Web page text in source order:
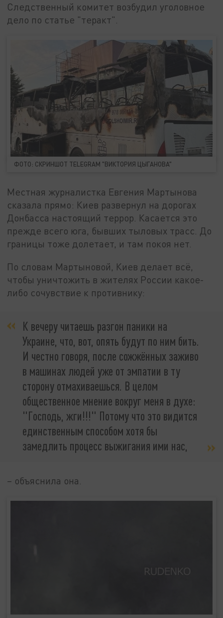
Следственный комитет возбудил уголовное
дело по статье "теракт".
ФОТО: СКРИНШОТ TELEGRAM "ВИКТОРИЯ ЦЫГАНОВА"
Местная журналистка Евгения Мартынова
сказала прямо: Киев развернул на дорогах
Донбасса настоящий террор. Касается это
прежде всего юга, бывших тыловых трасс. До
границы тоже долетает, и там покоя нет.
По словам Мартыновой, Киев делает всё,
чтобы уничтожить в жителях России какое-
либо сочувствие к противнику:
К вечеру читаешь разгон паники на
Украине, что, вот, опять будут по ним бить.
И честно говоря, после сожжённых заживо
в машинах людей уже от эмпатии в ту
сторону отмахиваешься. В целом
общественное мнение вокруг меня в духе:
"Господь, жги!!!" Потому что это видится
единственным способом хотя бы
замедлить процесс выжигания ими нас,
– объяснила она.